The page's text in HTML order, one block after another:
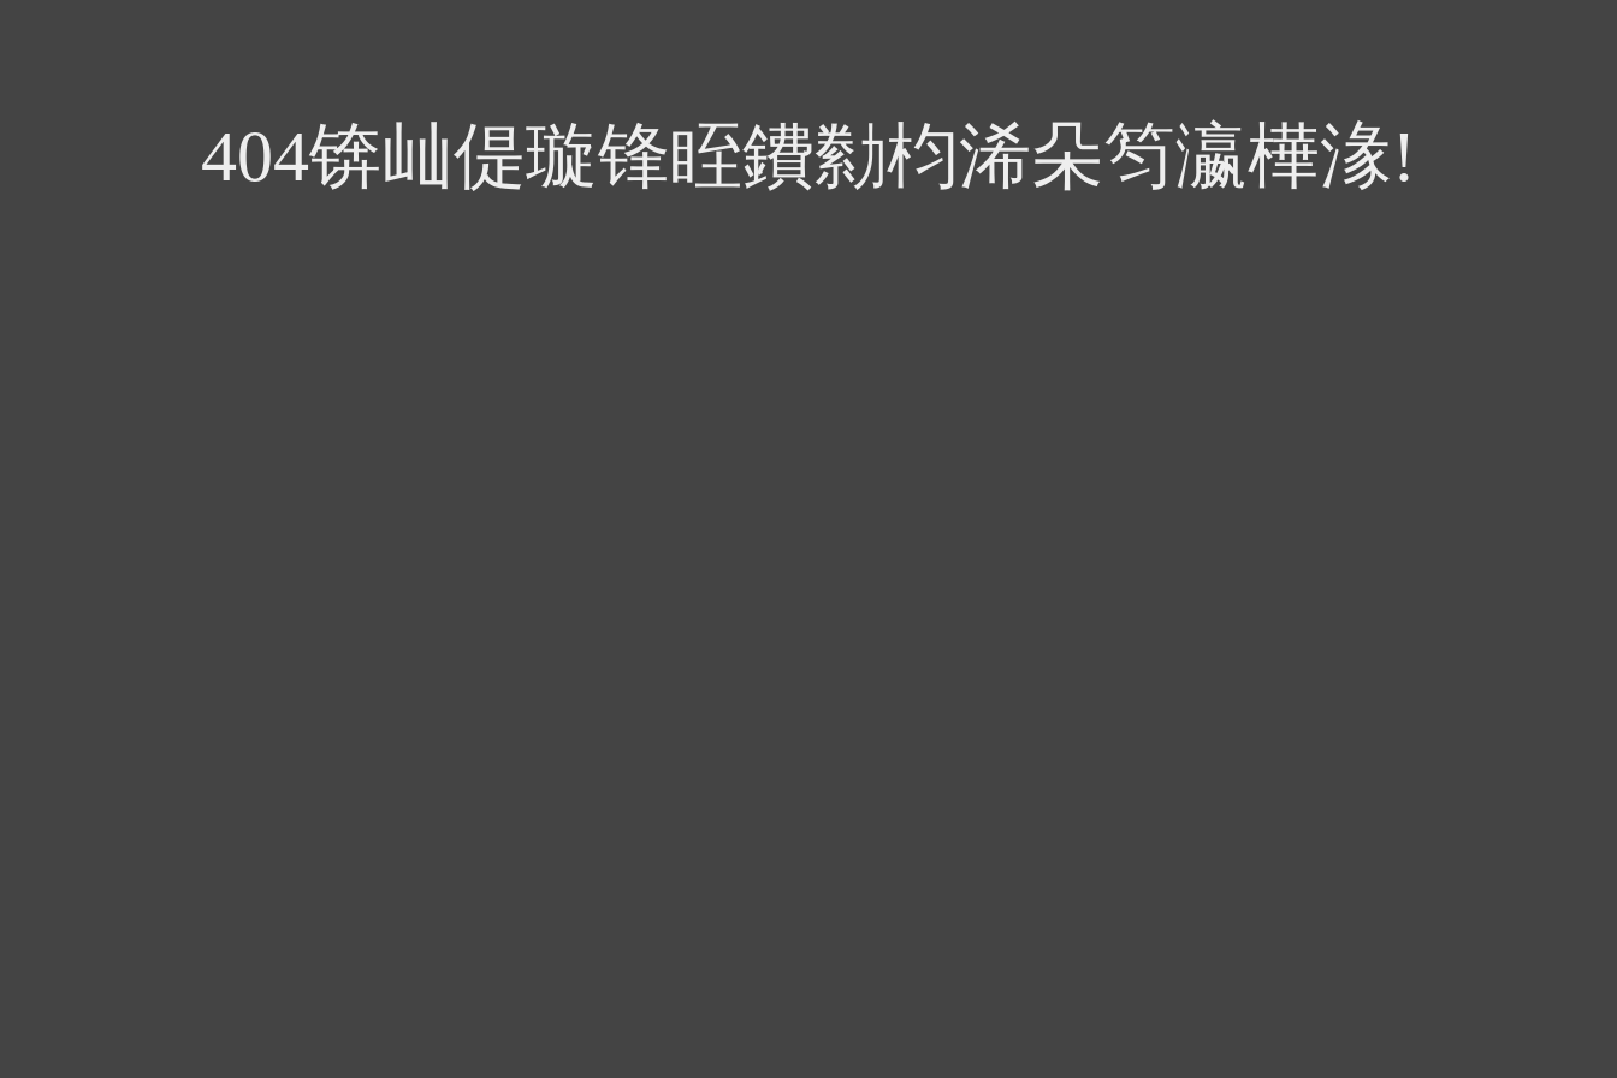
404锛屾偍璇锋眰鐨勬枃浠朵笉瀛樺湪!